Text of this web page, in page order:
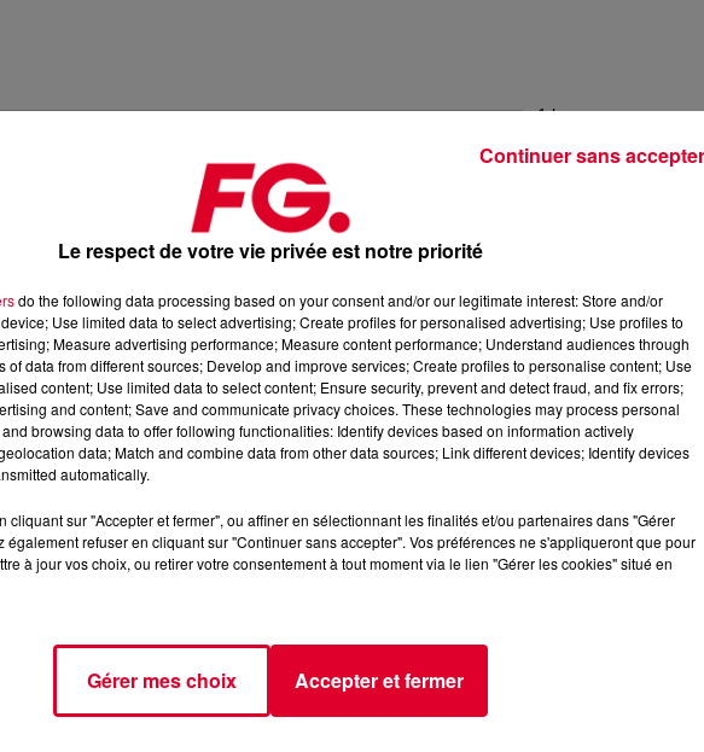
1 h
, 📱 et sur l’Application FG (IOShttps://urlz.fr/hhZxGoogle
rave et tech-house
MIX :
MIX :
MIX : TONY
Le respect de votre vie privée est notre priorité
do the following data processing based on your consent and/or our legitimate interest: Store and/or
Use limited data to select advertising; Create profiles for personalised advertising; Use profiles to
Measure advertising performance; Measure content performance; Understand audiences through
of data from different sources; Develop and improve services; Create profiles to personalise content; Use
content; Use limited data to select content; Ensure security, prevent and detect fraud, and fix errors;
and content; Save and communicate privacy choices. These technologies may process personal
browsing data to offer following functionalities: Identify devices based on information actively
data; Match and combine data from other data sources; Link different devices; Identify devices
automatically.
cliquant sur "Accepter et fermer", ou affiner en sélectionnant les finalités et/ou partenaires dans "Gérer
également refuser en cliquant sur "Continuer sans accepter". Vos préférences ne s'appliqueront que pour
à jour vos choix, ou retirer votre consentement à tout moment via le lien "Gérer les cookies" situé en
Gérer mes choix Accepter et fermer
Continuer sans accepter